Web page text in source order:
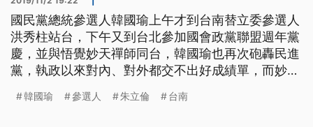
國民黨總統參選人韓國瑜上午才到台南替立委參選人
洪秀柱站台，下午又到台北參加國會政黨聯盟週年黨
慶，並與悟覺妙天禪師同台，韓國瑜也再次砲轟民進
黨，執政以來對內、對外都交不出好成績單，而妙天
參選人韓國瑜現身，歡呼聲四起，國會政黨聯盟創黨
韓國瑜 參選人 朱立倫 台南